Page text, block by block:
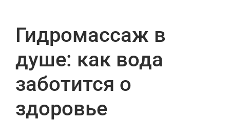
Гидромассаж в
душе: как вода
заботится о
здоровье